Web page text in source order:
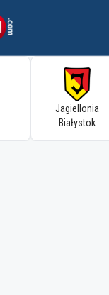
Jagiellonia
Białystok